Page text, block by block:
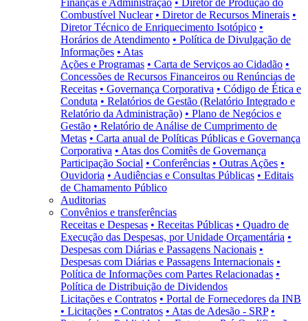
Finanças e Administração • Diretor de Produção do
Combustível Nuclear • Diretor de Recursos Minerais •
Diretor Técnico de Enriquecimento Isotópico •
Horários de Atendimento • Política de Divulgação de
Informações • Atas
Ações e Programas • Carta de Serviços ao Cidadão •
Concessões de Recursos Financeiros ou Renúncias de
Receitas • Governança Corporativa • Código de Ética e
Conduta • Relatórios de Gestão (Relatório Integrado e
Relatório da Administração) • Plano de Negócios e
Gestão • Relatório de Análise de Cumprimento de
Metas • Carta anual de Políticas Públicas e Governança
Corporativa • Atas dos Comitês de Governança
Participação Social • Conferências • Outras Ações •
Ouvidoria • Audiências e Consultas Públicas • Editais
de Chamamento Público
Auditorias
Convênios e transferências
Receitas e Despesas • Receitas Públicas • Quadro de
Execução das Despesas, por Unidade Orçamentária •
Despesas com Diárias e Passagens Nacionais •
Despesas com Diárias e Passagens Internacionais •
Política de Informações com Partes Relacionadas •
Política de Distribuição de Dividendos
Licitações e Contratos • Portal de Fornecedores da INB
• Licitações • Contratos • Atas de Adesão - SRP •